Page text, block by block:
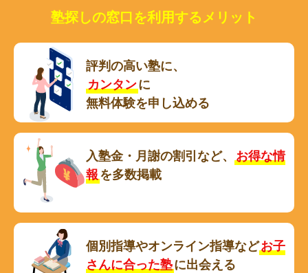
塾探しの窓口を利用するメリット
評判の高い塾に、
カンタンに
無料体験を申し込める
入塾金・月謝の割引など、
お得な情
報を多数掲載
個別指導やオンライン指導などお子
さんに合った塾に出会える